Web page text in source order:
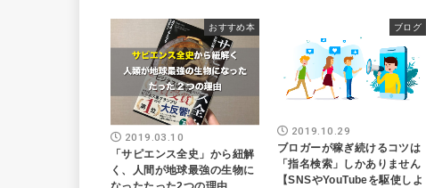
おすすめ本
2019.03.10
「サピエンス全史」から紐解
く、人間が地球最強の生物に
ブログ
2019.10.29
ブロガーが稼ぎ続けるコツは
「指名検索」しかありません
【SNSやYouTubeを駆使しよ